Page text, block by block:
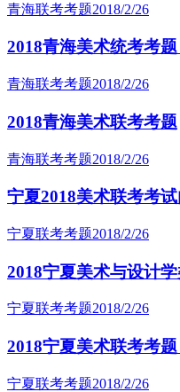
青海联考考题2018/2/26
2018青海美术统考考题
青海联考考题2018/2/26
2018青海美术联考考题
青海联考考题2018/2/26
宁夏2018美术联考考
宁夏联考考题2018/2/26
2018宁夏美术与设计
宁夏联考考题2018/2/26
2018宁夏美术联考考题
宁夏联考考题2018/2/26